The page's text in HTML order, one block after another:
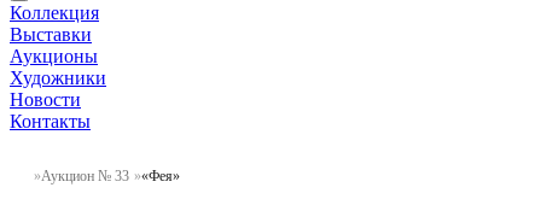
Коллекция
Выставки
Аукционы
Художники
Новости
Контакты
Аукцион № 33 «Фея»